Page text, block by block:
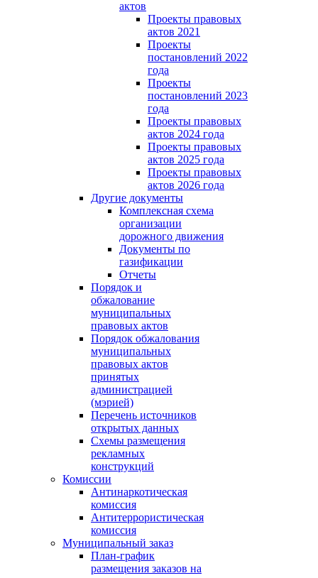
актов
Проекты правовых
актов 2021
Проекты
постановлений 2022
года
Проекты
постановлений 2023
года
Проекты правовых
актов 2024 года
Проекты правовых
актов 2025 года
Проекты правовых
актов 2026 года
Другие документы
Комплексная схема
организации
дорожного движения
Документы по
газификации
Отчеты
Порядок и
обжалование
муниципальных
правовых актов
Порядок обжалования
муниципальных
правовых актов
принятых
администрацией
(мэрией)
Перечень источников
открытых данных
Схемы размещения
рекламных
конструкций
Комиссии
Антинаркотическая
комиссия
Антитеррористическая
комиссия
Муниципальный заказ
План-график
размещения заказов на